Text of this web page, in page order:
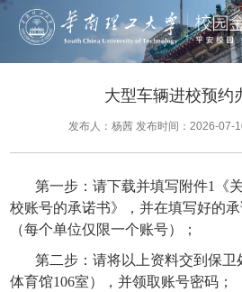
大型车辆进校预约
发布人：杨茜 发布时间：2026-07-
第一步：请下载并填写附件1《
校账号的承诺书》，并在填写好的
（每个单位仅限一个账号）；
第二步：请将以上资料交到保卫
体育馆106室），并领取账号密码；